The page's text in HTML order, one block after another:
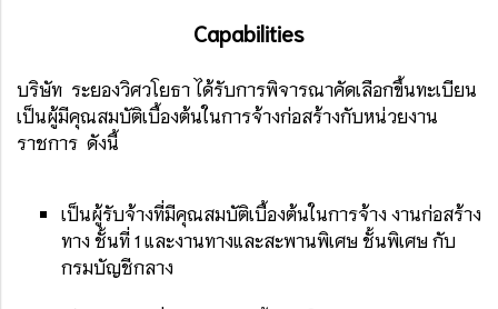
Capabilities
บริษัท ระยองวิศวโยธา ได้รับการพิจารณาคัดเลือกขึ้นทะเบียน
เป็นผู้มีคุณสมบัติเบื้องต้นในการจ้างก่อสร้างกับหน่วยงาน
ราชการ ดังนี้
เป็นผู้รับจ้างที่มีคุณสมบัติเบื้องต้นในการจ้าง งานก่อสร้าง
ทาง ชั้นที่ 1 และงานทางและสะพานพิเศษ ชั้นพิเศษ กับ
กรมบัญชีกลาง